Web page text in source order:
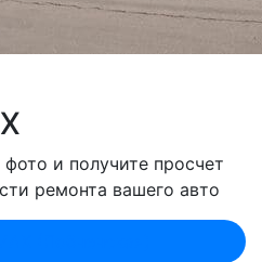
и получите просчет
ремонта вашего авто